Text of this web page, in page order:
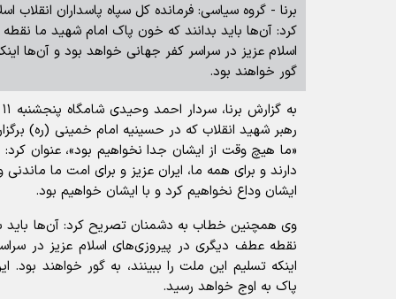
برنا - گروه سیاسی: فرمانده کل سپاه پاسداران
کرد: آن‌ها باید بدانند که خون پاک امام شهید ما
اسلام عزیز در سراسر کفر جهانی خواهد بود و آن‌ها
گور خواهند بود.
رهبر شهید انقلاب که در حسینیه امام خمینی (ره)
«ما هیچ وقت از ایشان جدا نخواهیم بود»، عنوان
دارند و برای همه ما، ایران عزیز و برای امت ما
ایشان وداع نخواهیم کرد و با ایشان خواهیم بود.
وی همچنین خطاب به دشمنان تصریح کرد: آن‌ها باید
نقطه عطف دیگری در پیروزی‌های اسلام عزیز در
اینکه تسلیم این ملت را ببینند، به گور خواهند
پاک به اوج خواهد رسید.